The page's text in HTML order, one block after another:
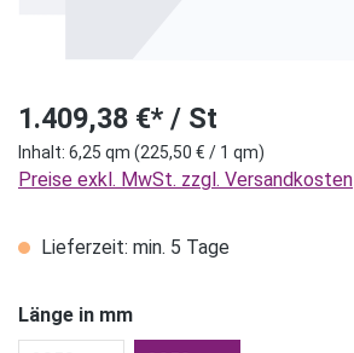
1.409,38 €* / St
Inhalt: 6,25 qm (225,50 € / 1 qm)
Preise exkl. MwSt. zzgl. Versandkosten
Lieferzeit: min. 5 Tage
Länge in mm